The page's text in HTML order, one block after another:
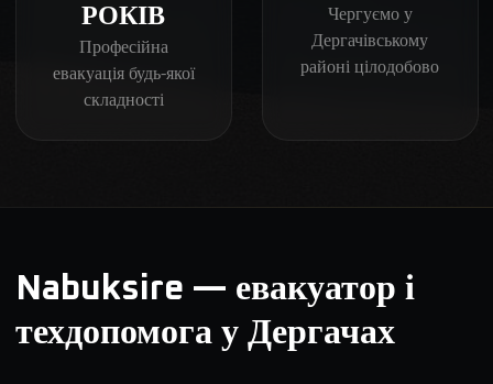
РОКІВ
Професійна
евакуація будь-якої
складності
Чергуємо у
Дергачівському
районі цілодобово
Nabuksire — евакуатор і
техдопомога у Дергачах